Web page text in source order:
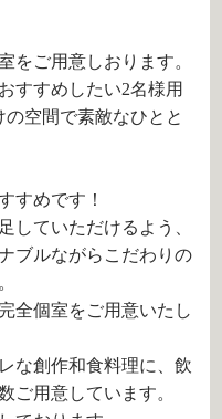
をご用意しおります。
すすめしたい2名様用
空間で素敵なひとと
すめです！
していただけるよう、
ブルながらこだわりの
全個室をご用意いたし
な創作和食料理に、飲
ご用意しています。